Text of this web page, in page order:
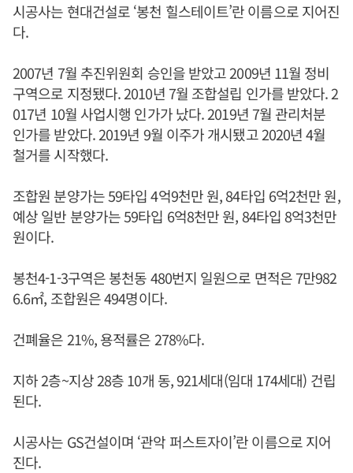
시공사는 현대건설로 ‘봉천 힐스테이트’란 이름으로 지어진
다.
2007년 7월 추진위원회 승인을 받았고 2009년 11월 정비
구역으로 지정됐다. 2010년 7월 조합설립 인가를 받았다. 2
017년 10월 사업시행 인가가 났다. 2019년 7월 관리처분
인가를 받았다. 2019년 9월 이주가 개시됐고 2020년 4월
철거를 시작했다.
조합원 분양가는 59타입 4억9천만 원, 84타입 6억2천만 원,
예상 일반 분양가는 59타입 6억8천만 원, 84타입 8억3천만
원이다.
봉천4-1-3구역은 봉천동 480번지 일원으로 면적은 7만982
6.6㎡, 조합원은 494명이다.
건폐율은 21%, 용적률은 278%다.
지하 2층~지상 28층 10개 동, 921세대(임대 174세대) 건립
된다.
시공사는 GS건설이며 ‘관악 퍼스트자이’란 이름으로 지어
진다.